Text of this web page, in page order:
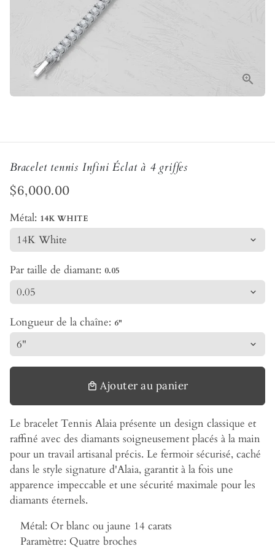
Bracelet tennis Infini Éclat à 4 griffes
$6,000.00
Métal: 14K WHITE
Par taille de diamant: 0.05
Longueur de la chaîne: 6"
local_mall Ajouter au panier
Le bracelet Tennis Alaia présente un design classique et
raffiné avec des diamants soigneusement placés à la main
pour un travail artisanal précis. Le fermoir sécurisé, caché
dans le style signature d'Alaia, garantit à la fois une
apparence impeccable et une sécurité maximale pour les
diamants éternels.
Métal: Or blanc ou jaune 14 carats
Paramètre: Quatre broches